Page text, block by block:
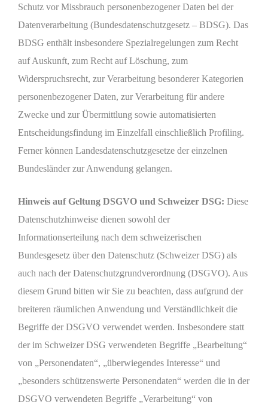
Schutz vor Missbrauch personenbezogener Daten bei der
Datenverarbeitung (Bundesdatenschutzgesetz – BDSG). Das
BDSG enthält insbesondere Spezialregelungen zum Recht
auf Auskunft, zum Recht auf Löschung, zum
Widerspruchsrecht, zur Verarbeitung besonderer Kategorien
personenbezogener Daten, zur Verarbeitung für andere
Zwecke und zur Übermittlung sowie automatisierten
Entscheidungsfindung im Einzelfall einschließlich Profiling.
Ferner können Landesdatenschutzgesetze der einzelnen
Bundesländer zur Anwendung gelangen.
Hinweis auf Geltung DSGVO und Schweizer DSG: Diese
Datenschutzhinweise dienen sowohl der
Informationserteilung nach dem schweizerischen
Bundesgesetz über den Datenschutz (Schweizer DSG) als
auch nach der Datenschutzgrundverordnung (DSGVO). Aus
diesem Grund bitten wir Sie zu beachten, dass aufgrund der
breiteren räumlichen Anwendung und Verständlichkeit die
Begriffe der DSGVO verwendet werden. Insbesondere statt
der im Schweizer DSG verwendeten Begriffe „Bearbeitung“
von „Personendaten“, „überwiegendes Interesse“ und
„besonders schützenswerte Personendaten“ werden die in der
DSGVO verwendeten Begriffe „Verarbeitung“ von